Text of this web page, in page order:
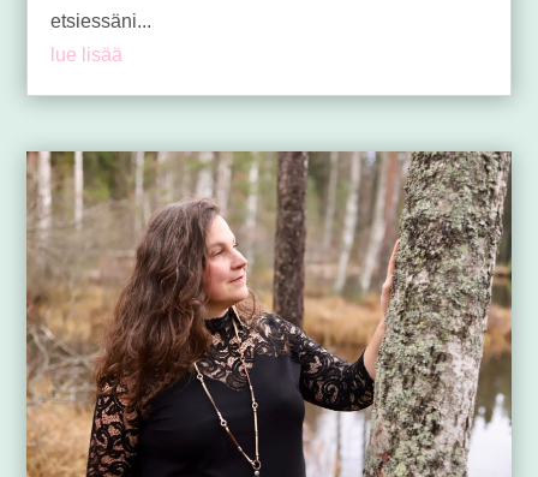
etsiessäni...
lue lisää